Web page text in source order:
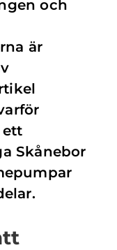
och
är
ett
Skånebor